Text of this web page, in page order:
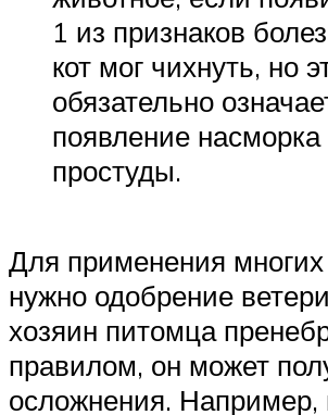
1 из признаков
кот мог чихнуть, но
обязательно
появление
простуды.
Для применения многих
нужно одобрение
хозяин питомца
правилом, он может
осложнения. Например,